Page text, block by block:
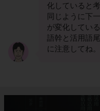
化していると
同じように下
が変化してい
語幹と活用語
に注意してね。